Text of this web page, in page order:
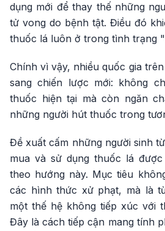
dụng mới để thay thế những
tử vong do bệnh tật. Điều đó
thuốc lá luôn ở trong tình trạng
Chính vì vậy, nhiều quốc gia
sang chiến lược mới: không
thuốc hiện tại mà còn ngăn
những người hút thuốc trong
Đề xuất cấm những người sinh
mua và sử dụng thuốc lá
theo hướng này. Mục tiêu
các hình thức xử phạt, mà là
một thế hệ không tiếp xúc với
Đây là cách tiếp cận mang tính